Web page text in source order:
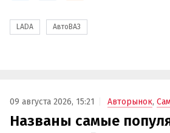
LADA АвтоВАЗ
09 августа 2026, 15:21 Авторынок,
Названы самые